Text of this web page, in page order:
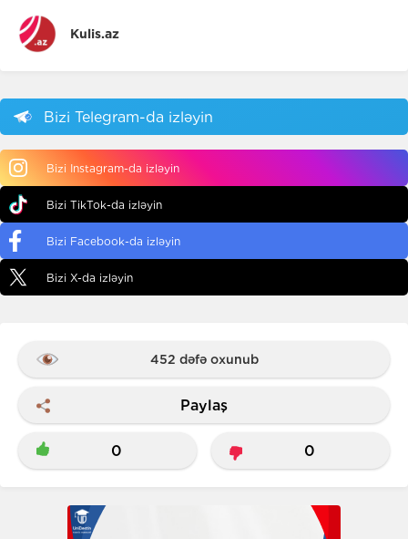
Kulis.az
Bizi Telegram-da izləyin
Bizi Instagram-da izləyin
Bizi TikTok-da izləyin
Bizi Facebook-da izləyin
Bizi X-da izləyin
452 dəfə oxunub
Paylaş
0 0